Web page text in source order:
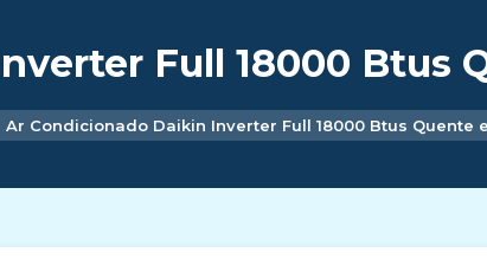
Full 18000 Btus
Ar Condicionado Daikin Inverter Full 18000 Btus Quente